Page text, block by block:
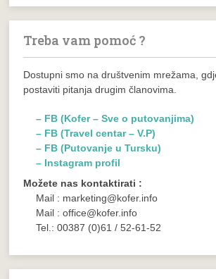
Treba vam pomoć ?
Dostupni smo na društvenim mrežama,
postaviti pitanja drugim članovima.
– FB (Kofer – Sve o putovanjima)
– FB (Travel centar – V.P)
– FB (Putovanje u Tursku)
– Instagram profil
Možete nas kontaktirati :
Mail : marketing@kofer.info
Mail : office@kofer.info
Tel.: 00387 (0)61 / 52-61-52